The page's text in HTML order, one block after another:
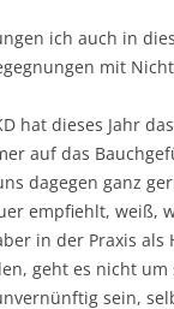
ich auch in
mit
hat dieses Jahr
auf das
dagegen ganz
empfiehlt, weiß,
in der Praxis
geht es nicht
sein,